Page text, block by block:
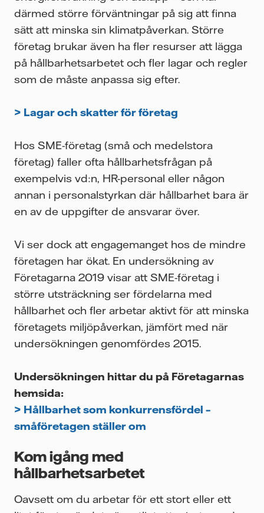
därmed större förväntningar på sig att finna
sätt att minska sin klimatpåverkan. Större
företag brukar även ha fler resurser att lägga
på hållbarhetsarbetet och fler lagar och regler
som de måste anpassa sig efter.
> Lagar och skatter för företag
Hos SME-företag (små och medelstora
företag) faller ofta hållbarhetsfrågan på
exempelvis vd:n, HR-personal eller någon
annan i personalstyrkan där hållbarhet bara är
en av de uppgifter de ansvarar över.
Vi ser dock att engagemanget hos de mindre
företagen har ökat. En undersökning av
Företagarna 2019 visar att SME-företag i
större utsträckning ser fördelarna med
hållbarhet och fler arbetar aktivt för att minska
företagets miljöpåverkan, jämfört med när
undersökningen genomfördes 2015.
Undersökningen hittar du på Företagarnas
hemsida:
> Hållbarhet som konkurrensfördel –
småföretagen ställer om
Kom igång med
hållbarhetsarbetet
Oavsett om du arbetar för ett stort eller ett